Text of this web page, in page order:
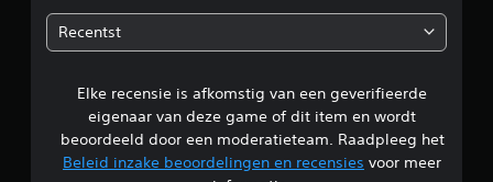
d
e
l
i
Recentst
Elke recensie is afkomstig van een geverifieerde
eigenaar van deze game of dit item en wordt
beoordeeld door een moderatieteam. Raadpleeg het
Beleid inzake beoordelingen en recensies voor meer